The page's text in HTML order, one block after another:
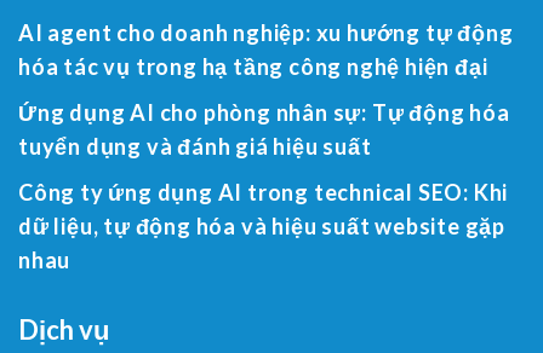
AI agent cho doanh nghiệp: xu hướng tự động
hóa tác vụ trong hạ tầng công nghệ hiện đại
Ứng dụng AI cho phòng nhân sự: Tự động hóa
tuyển dụng và đánh giá hiệu suất
Công ty ứng dụng AI trong technical SEO: Khi
dữ liệu, tự động hóa và hiệu suất website gặp
nhau
Dịch vụ